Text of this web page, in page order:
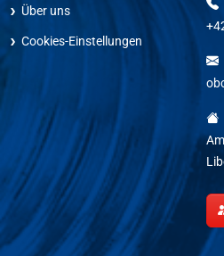
Über uns
Cookies-Einstellungen